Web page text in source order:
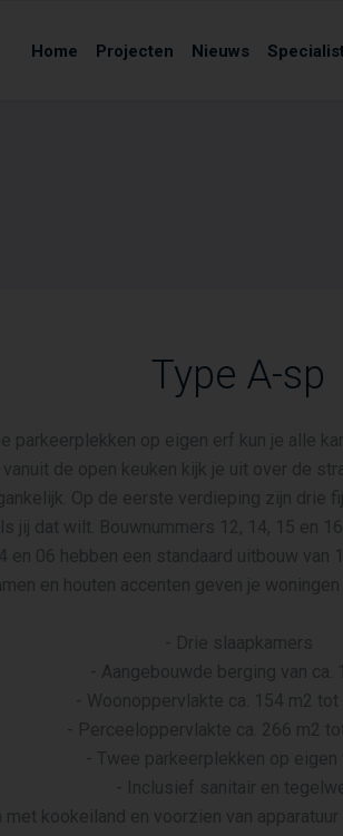
Home Projecten Nieuws
Type A-sp
parkeerplekken op eigen erf kun je alle
de open keuken kijk je uit over de
Op de eerste verdieping zijn drie
jij dat wilt. Bouwnummers 12, 14, 15 en
en 06 hebben een standaard uitbouw
en houten accenten geven je
- Drie slaapkamers
- Aangebouwde berging van ca.
- Woonoppervlakte ca. 154 m2 tot
- Perceeloppervlakte ca. 266 m2
- Twee parkeerplekken op eigen
- Inclusief sanitair en
kookeiland en voorzien van